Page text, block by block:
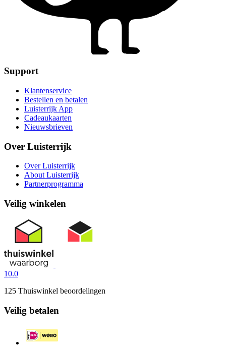
Support
Klantenservice
Bestellen en betalen
Luisterrijk App
Cadeaukaarten
Nieuwsbrieven
Over Luisterrijk
Over Luisterrijk
About Luisterrijk
Partnerprogramma
Veilig winkelen
10.0
125 Thuiswinkel beoordelingen
Veilig betalen